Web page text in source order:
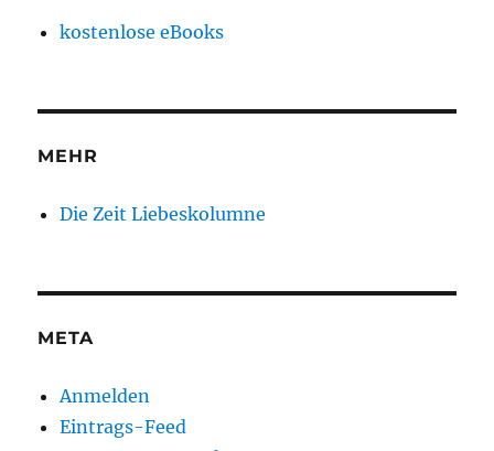
kostenlose eBooks
MEHR
Die Zeit Liebeskolumne
META
Anmelden
Eintrags-Feed